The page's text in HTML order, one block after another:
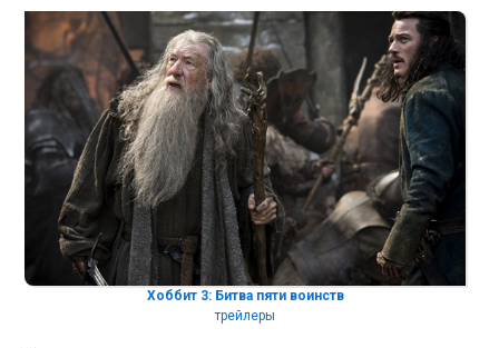
Хоббит 3: Битва пяти воинств
трейлеры